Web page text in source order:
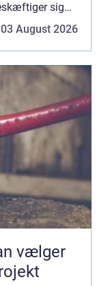
sig
a...
03 August 2026